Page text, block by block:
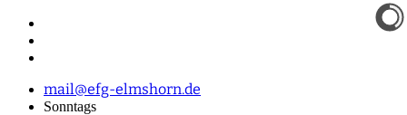
mail@efg-elmshorn.de
Sonntags